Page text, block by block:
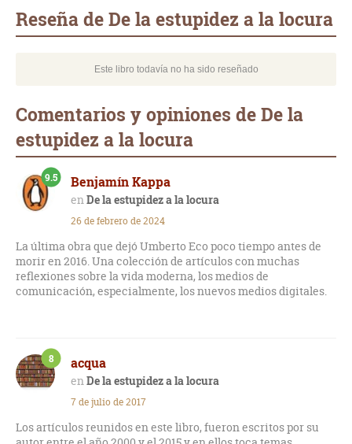
Reseña de De la estupidez a la locura
Este libro todavía no ha sido reseñado
Comentarios y opiniones de De la
estupidez a la locura
Benjamín Kappa
De la estupidez a la locura
9.5
26 de febrero de 2024
La última obra que dejó Umberto Eco poco tiempo antes de
morir en 2016. Una colección de artículos con muchas
reflexiones sobre la vida moderna, los medios de
comunicación, especialmente, los nuevos medios digitales.
acqua
De la estupidez a la locura
8
7 de julio de 2017
Los artículos reunidos en este libro, fueron escritos por su